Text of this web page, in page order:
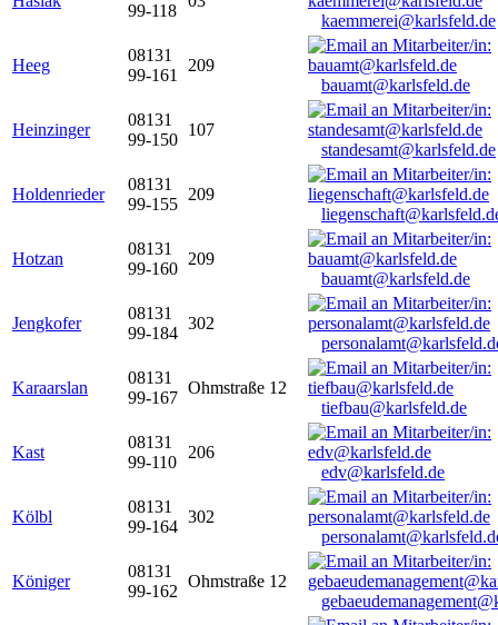
99-118
kaemmerei@karlsfeld.de
Heeg
08131
99-161
209
bauamt@karlsfeld.de
Heinzinger
08131
99-150
107
standesamt@karlsfeld.de
Holdenrieder
08131
99-155
209
Hotzan
08131
99-160
209
bauamt@karlsfeld.de
Jengkofer
08131
99-184
302
Karaarslan
08131
99-167
Ohmstraße 12
tiefbau@karlsfeld.de
Kast
08131
99-110
206
edv@karlsfeld.de
Kölbl
08131
99-164
302
Königer
08131
99-162
Ohmstraße 12